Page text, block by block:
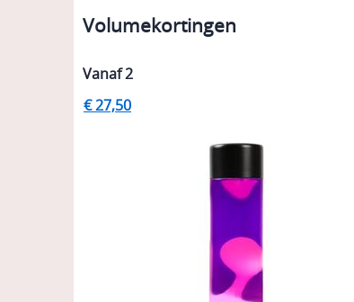
Volumekortingen
Vanaf 2
€ 27,50